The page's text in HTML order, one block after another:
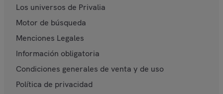
Los universos de Privalia
Motor de búsqueda
Menciones Legales
Información obligatoria
Condiciones generales de venta y de uso
Política de privacidad